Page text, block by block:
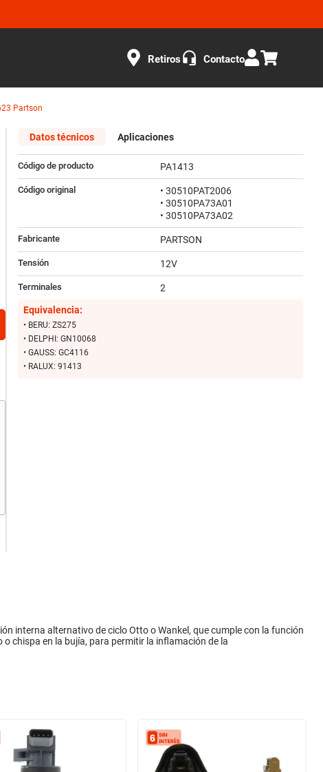
Retiros Contacto
Partson
Datos técnicos Aplicaciones
Código de producto PA1413
Código original
• 30510PAT2006
• 30510PA73A01
• 30510PA73A02
Fabricante PARTSON
Tensión 12V
Terminales
2
Equivalencia:
• BERU: ZS275
• DELPHI: GN10068
• GAUSS: GC4116
• RALUX: 91413
interna alternativo de ciclo Otto o Wankel, que cumple con la función
chispa en la bujía, para permitir la inflamación de la